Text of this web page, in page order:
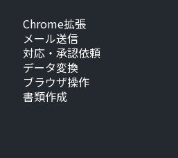
Chrome拡張
メール送信
対応・承認依頼
データ変換
ブラウザ操作
書類作成